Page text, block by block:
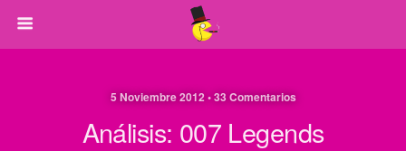
5 Noviembre 2012 • 33 Comentarios
Análisis: 007 Legends